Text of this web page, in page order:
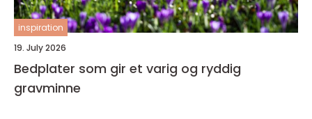
inspiration
19. July 2026
Bedplater som gir et varig og ryddig
gravminne